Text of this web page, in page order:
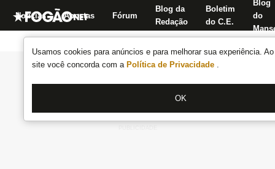
Usamos cookies para anúncios e para melhorar sua experiência.
site você concorda com a Política de Privacidade .
OK
Notícias Apostas Fórum
Blog da
Redação
Boletim
do C.E.
Blog
do